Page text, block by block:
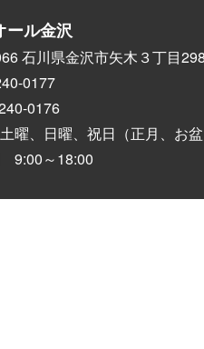
ール金沢
石川県金沢市矢木３丁目298
0177
0176
曜、日曜、祝日（正月、お盆
9:00～18:00